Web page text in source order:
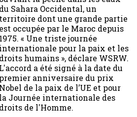
du Sahara Occidental, un
territoire dont une grande partie
est occupée par le Maroc depuis
1975. « Une triste journée
internationale pour la paix et les
droits humains », déclare WSRW.
L'accord a été signé à la date du
premier anniversaire du prix
Nobel de la paix de l’UE et pour
la Journée internationale des
droits de l'Homme.